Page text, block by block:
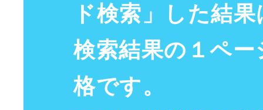
ド検索 」した結
検索結果の １ペ
格です。